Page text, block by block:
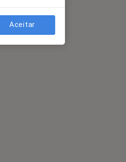
Aceitar